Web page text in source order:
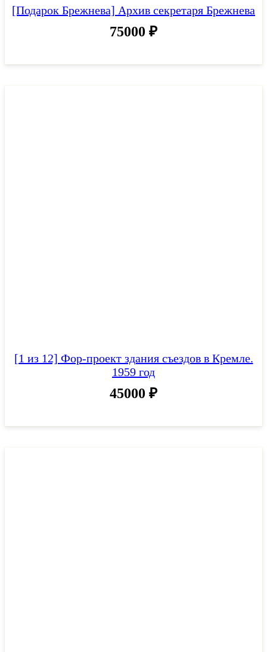
[Подарок Брежнева] Архив секретаря Брежнева
75000 ₽
[1 из 12] Фор-проект здания съездов в Кремле.
1959 год
45000 ₽